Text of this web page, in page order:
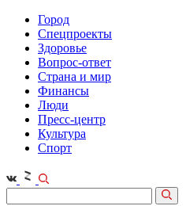
Город
Спецпроекты
Здоровье
Вопрос-ответ
Страна и мир
Финансы
Люди
Пресс-центр
Культура
Спорт